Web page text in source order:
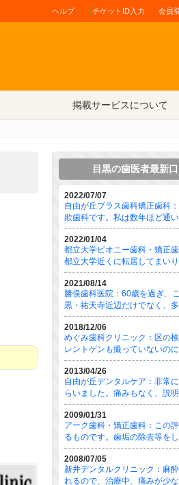
ヘルプ チケットID入力 会員
掲載サービスについて
目黒の歯医者最新
2022/07/07
自由が丘プラス歯科矯正歯科
欺歯科です。私は数年ほど通
2022/01/04
都立大学ピオニー歯科・矯正
都立大学近くに転居してまい
2021/08/14
勝俣歯科医院：60歳を過ぎ、
黒・祐天寺近辺だけでなく、
2018/12/06
めぐみ歯科クリニック：区の検
レントゲンも撮っていないの
2013/04/26
自由が丘デンタルケア：非常
らいました。痛みもなく、説
2009/01/31
アーク歯科・矯正歯科：この
るものです。歯垢の除去等を
2008/07/05
新井デンタルクリニック：麻
れるので、治療中、痛みが少な